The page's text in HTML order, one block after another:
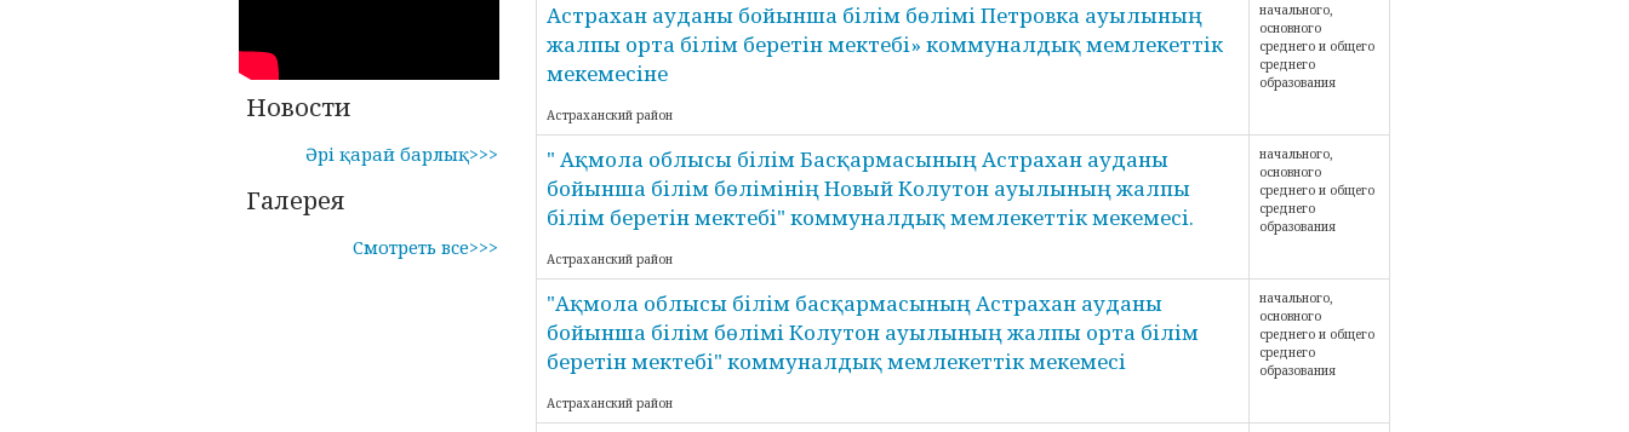
Новости
Әрі қарай барлық>>>
Галерея
Смотреть все>>>
Астрахан ауданы бойынша білім бөлімі Петровка ауылының
жалпы орта білім беретін мектебі» коммуналдық мемлекеттік
мекемесіне
Астраханский район
начального,
основного
среднего и общего
среднего
образования
" Ақмола облысы білім Басқармасының Астрахан ауданы
бойынша білім бөлімінің Новый Колутон ауылының жалпы
білім беретін мектебі" коммуналдық мемлекеттік мекемесі.
Астраханский район
начального,
основного
среднего и общего
среднего
образования
"Ақмола облысы білім басқармасының Астрахан ауданы
бойынша білім бөлімі Колутон ауылының жалпы орта білім
беретін мектебі" коммуналдық мемлекеттік мекемесі
Астраханский район
начального,
основного
среднего и общего
среднего
образования